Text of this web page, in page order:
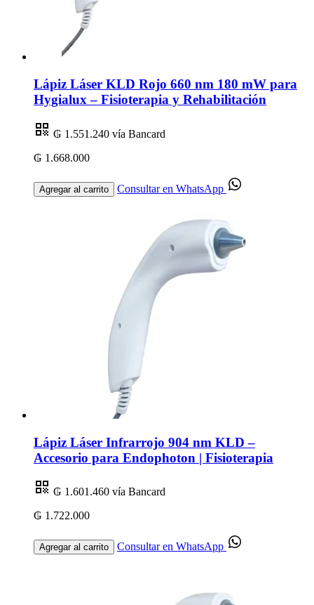
Lápiz Láser KLD Rojo 660 nm 180 mW para
Hygialux – Fisioterapia y Rehabilitación
₲ 1.551.240 vía Bancard
₲ 1.668.000
Agregar al carrito Consultar en WhatsApp
Lápiz Láser Infrarrojo 904 nm KLD –
Accesorio para Endophoton | Fisioterapia
₲ 1.601.460 vía Bancard
₲ 1.722.000
Agregar al carrito Consultar en WhatsApp